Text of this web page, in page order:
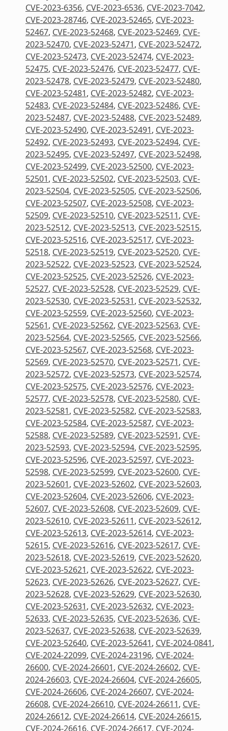
CVE-2023-6356, CVE-2023-6536, CVE-2023-7042,
CVE-2023-28746, CVE-2023-52465, CVE-2023-
52467, CVE-2023-52468, CVE-2023-52469, CVE-
2023-52470, CVE-2023-52471, CVE-2023-52472,
CVE-2023-52473, CVE-2023-52474, CVE-2023-
52475, CVE-2023-52476, CVE-2023-52477, CVE-
2023-52478, CVE-2023-52479, CVE-2023-52480,
CVE-2023-52481, CVE-2023-52482, CVE-2023-
52483, CVE-2023-52484, CVE-2023-52486, CVE-
2023-52487, CVE-2023-52488, CVE-2023-52489,
CVE-2023-52490, CVE-2023-52491, CVE-2023-
52492, CVE-2023-52493, CVE-2023-52494, CVE-
2023-52495, CVE-2023-52497, CVE-2023-52498,
CVE-2023-52499, CVE-2023-52500, CVE-2023-
52501, CVE-2023-52502, CVE-2023-52503, CVE-
2023-52504, CVE-2023-52505, CVE-2023-52506,
CVE-2023-52507, CVE-2023-52508, CVE-2023-
52509, CVE-2023-52510, CVE-2023-52511, CVE-
2023-52512, CVE-2023-52513, CVE-2023-52515,
CVE-2023-52516, CVE-2023-52517, CVE-2023-
52518, CVE-2023-52519, CVE-2023-52520, CVE-
2023-52522, CVE-2023-52523, CVE-2023-52524,
CVE-2023-52525, CVE-2023-52526, CVE-2023-
52527, CVE-2023-52528, CVE-2023-52529, CVE-
2023-52530, CVE-2023-52531, CVE-2023-52532,
CVE-2023-52559, CVE-2023-52560, CVE-2023-
52561, CVE-2023-52562, CVE-2023-52563, CVE-
2023-52564, CVE-2023-52565, CVE-2023-52566,
CVE-2023-52567, CVE-2023-52568, CVE-2023-
52569, CVE-2023-52570, CVE-2023-52571, CVE-
2023-52572, CVE-2023-52573, CVE-2023-52574,
CVE-2023-52575, CVE-2023-52576, CVE-2023-
52577, CVE-2023-52578, CVE-2023-52580, CVE-
2023-52581, CVE-2023-52582, CVE-2023-52583,
CVE-2023-52584, CVE-2023-52587, CVE-2023-
52588, CVE-2023-52589, CVE-2023-52591, CVE-
2023-52593, CVE-2023-52594, CVE-2023-52595,
CVE-2023-52596, CVE-2023-52597, CVE-2023-
52598, CVE-2023-52599, CVE-2023-52600, CVE-
2023-52601, CVE-2023-52602, CVE-2023-52603,
CVE-2023-52604, CVE-2023-52606, CVE-2023-
52607, CVE-2023-52608, CVE-2023-52609, CVE-
2023-52610, CVE-2023-52611, CVE-2023-52612,
CVE-2023-52613, CVE-2023-52614, CVE-2023-
52615, CVE-2023-52616, CVE-2023-52617, CVE-
2023-52618, CVE-2023-52619, CVE-2023-52620,
CVE-2023-52621, CVE-2023-52622, CVE-2023-
52623, CVE-2023-52626, CVE-2023-52627, CVE-
2023-52628, CVE-2023-52629, CVE-2023-52630,
CVE-2023-52631, CVE-2023-52632, CVE-2023-
52633, CVE-2023-52635, CVE-2023-52636, CVE-
2023-52637, CVE-2023-52638, CVE-2023-52639,
CVE-2023-52640, CVE-2023-52641, CVE-2024-0841,
CVE-2024-22099, CVE-2024-23196, CVE-2024-
26600, CVE-2024-26601, CVE-2024-26602, CVE-
2024-26603, CVE-2024-26604, CVE-2024-26605,
CVE-2024-26606, CVE-2024-26607, CVE-2024-
26608, CVE-2024-26610, CVE-2024-26611, CVE-
2024-26612, CVE-2024-26614, CVE-2024-26615,
CVE-2024-26616, CVE-2024-26617, CVE-2024-